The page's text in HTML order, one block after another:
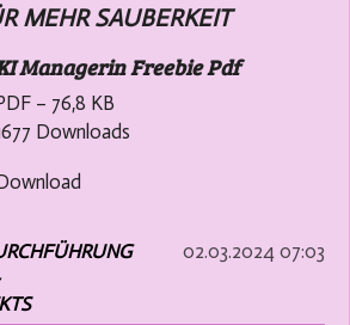
MEHR SAUBERKEIT
Managerin Freebie Pdf
– 76,8 KB
Downloads
Download
02.03.2024 07:03